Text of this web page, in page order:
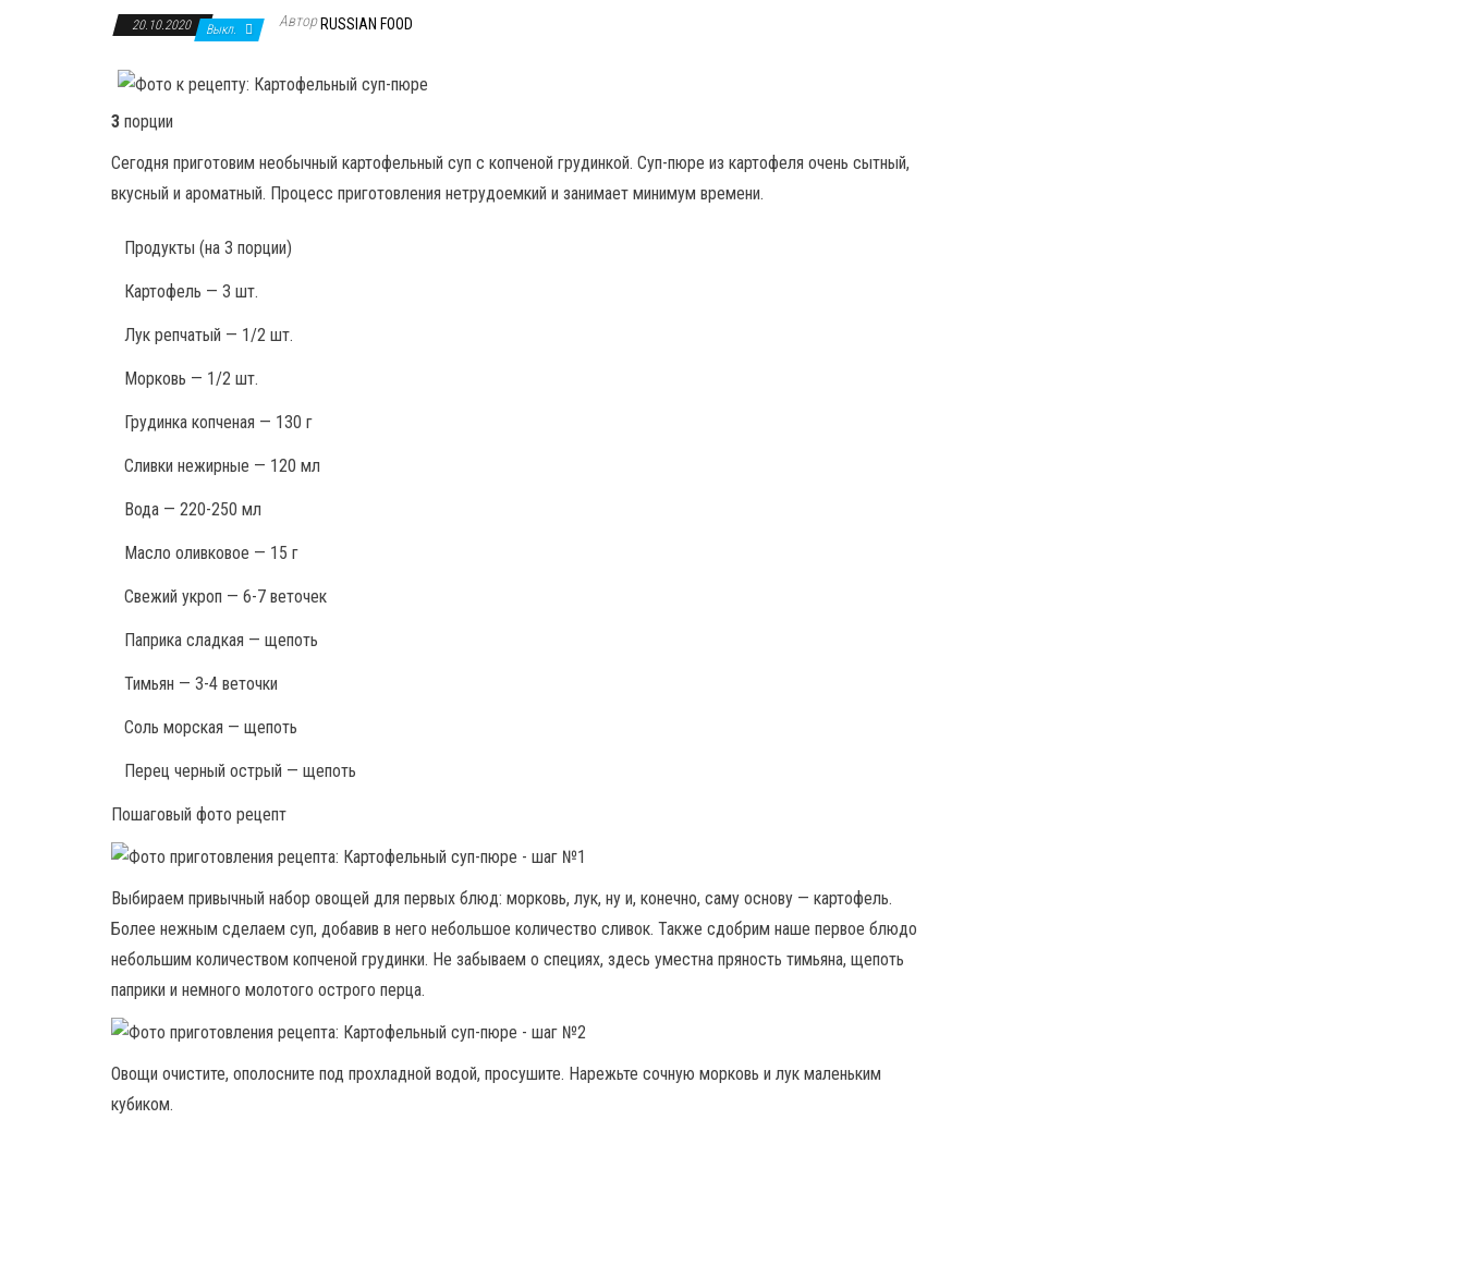
20.10.2020 Выкл. Автор RUSSIAN FOOD
3 порции
Сегодня приготовим необычный картофельный суп с копченой грудинкой. Суп-пюре из картофеля очень сытный,
вкусный и ароматный. Процесс приготовления нетрудоемкий и занимает минимум времени.
Продукты (на 3 порции)
Картофель — 3 шт.
Лук репчатый — 1/2 шт.
Морковь — 1/2 шт.
Грудинка копченая — 130 г
Сливки нежирные — 120 мл
Вода — 220-250 мл
Масло оливковое — 15 г
Свежий укроп — 6-7 веточек
Паприка сладкая — щепоть
Тимьян — 3-4 веточки
Соль морская — щепоть
Перец черный острый — щепоть
Пошаговый фото рецепт
Выбираем привычный набор овощей для первых блюд: морковь, лук, ну и, конечно, саму основу — картофель.
Более нежным сделаем суп, добавив в него небольшое количество сливок. Также сдобрим наше первое блюдо
небольшим количеством копченой грудинки. Не забываем о специях, здесь уместна пряность тимьяна, щепоть
паприки и немного молотого острого перца.
Овощи очистите, ополосните под прохладной водой, просушите. Нарежьте сочную морковь и лук маленьким
кубиком.